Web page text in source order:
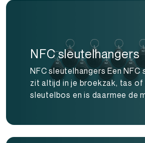
NFC sleutelhangers
NFC sleutelhangers Een NFC
zit altijd in je broekzak, tas of
sleutelbos en is daarmee de